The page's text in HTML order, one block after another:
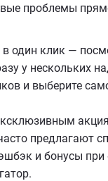
проблемы
в один клик —
у нескольких
и выберите
предлагают
и бонусы